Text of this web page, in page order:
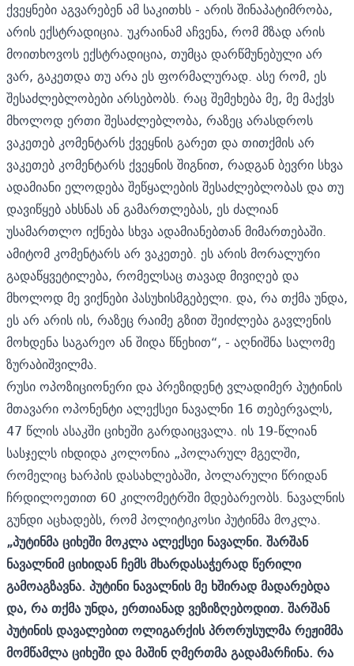
ქვეყნები აგვარებენ ამ საკითხს - არის შინაპატიმრობა,
არის ექსტრადიცია. უკრაინამ აჩვენა, რომ მზად არის
მოითხოვოს ექსტრადიცია, თუმცა დარწმუნებული არ
ვარ, გაკეთდა თუ არა ეს ფორმალურად. ასე რომ, ეს
შესაძლებლობები არსებობს. რაც შემეხება მე, მე მაქვს
მხოლოდ ერთი შესაძლებლობა, რაზეც არასდროს
ვაკეთებ კომენტარს ქვეყნის გარეთ და თითქმის არ
ვაკეთებ კომენტარს ქვეყნის შიგნით, რადგან ბევრი სხვა
ადამიანი ელოდება შეწყალების შესაძლებლობას და თუ
დავიწყებ ახსნას ან გამართლებას, ეს ძალიან
უსამართლო იქნება სხვა ადამიანებთან მიმართებაში.
ამიტომ კომენტარს არ ვაკეთებ. ეს არის მორალური
გადაწყვეტილება, რომელსაც თავად მივიღებ და
მხოლოდ მე ვიქნები პასუხისმგებელი. და, რა თქმა უნდა,
ეს არ არის ის, რაზეც რაიმე გზით შეიძლება გავლენის
მოხდენა საგარეო ან შიდა წნეხით“, - აღნიშნა სალომე
ზურაბიშვილმა.
რუსი ოპოზიციონერი და პრეზიდენტ ვლადიმერ პუტინის
მთავარი ოპონენტი ალექსეი ნავალნი 16 თებერვალს,
47 წლის ასაკში ციხეშიგარდაიცვალა. ის 19-წლიან
სასჯელს იხდიდა კოლონია „პოლარულ მგელში,
რომელიც ხარპის დასახლებაში, პოლარული წრიდან
ჩრდილოეთით 60 კილომეტრში მდებარეობს. ნავალნის
გუნდი აცხადებს, რომპოლიტიკოსი პუტინმა მოკლა.
„პუტინმა ციხეში მოკლა ალექსეი ნავალნი. შარშან
ნავალნიმ ციხიდან ჩემს მხარდასაჭერად წერილი
გამოაგზავნა. პუტინი ნავალნის მე ხშირად მადარებდა
და, რა თქმა უნდა, ერთიანად ვეზიზღებოდით. შარშან
პუტინის დავალებით ოლიგარქის პრორუსულმა რეჟიმმა
მომწამლა ციხეში და მაშინ ღმერთმა გადამარჩინა. რა